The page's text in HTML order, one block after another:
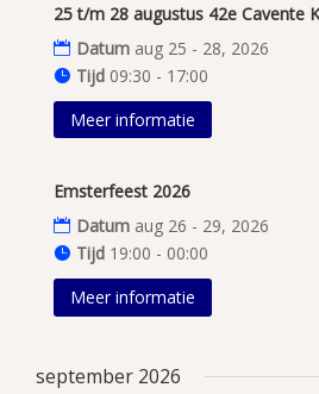
25 t/m 28 augustus 42e Cavente
Datum aug 25 - 28, 2026
Tijd 09:30 - 17:00
Meer informatie
Emsterfeest 2026
Datum aug 26 - 29, 2026
Tijd 19:00 - 00:00
Meer informatie
september 2026